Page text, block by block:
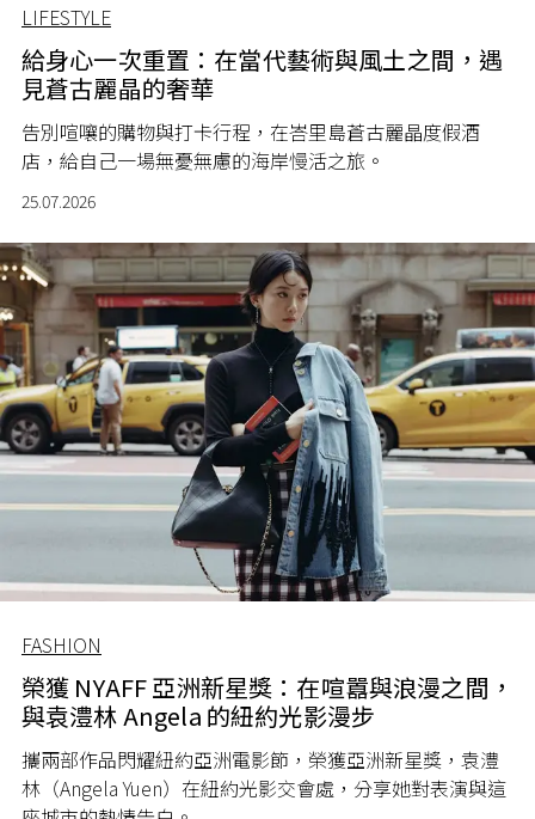
LIFESTYLE
給身心一次重置：在當代藝術與風土之間，遇
見蒼古麗晶的奢華
告別喧嚷的購物與打卡行程，在峇里島蒼古麗晶度假酒
店，給自己一場無憂無慮的海岸慢活之旅。
25.07.2026
FASHION
榮獲 NYAFF 亞洲新星獎：在喧囂與浪漫之間，
與袁澧林 Angela 的紐約光影漫步
攜兩部作品閃耀紐約亞洲電影節，榮獲亞洲新星獎，袁澧
林（Angela Yuen）在紐約光影交會處，分享她對表演與這